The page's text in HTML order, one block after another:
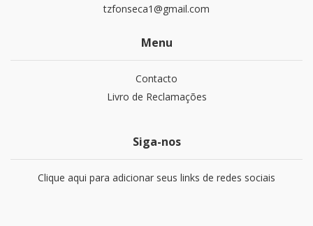
tzfonseca1@gmail.com
Menu
Contacto
Livro de Reclamações
Siga-nos
Clique aqui para adicionar seus links de redes sociais